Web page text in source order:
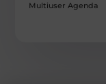
Multiuser Agenda